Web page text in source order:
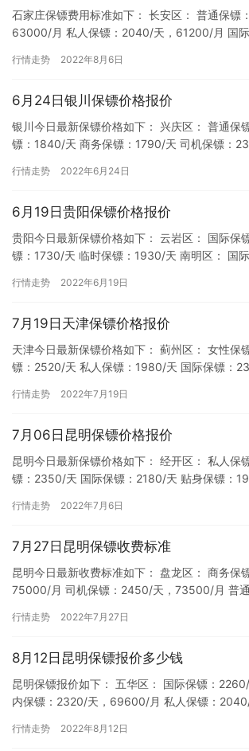
石家庄保镖费用标准如下： 长安区： 普通保镖
63000/月 私人保镖：2040/天，61200/月 国
行情走势 2022年8月6日
6月24日银川保镖价格报价
银川今日最新保镖价格如下： 兴庆区： 普通保
镖：1840/天 商务保镖：1790/天 司机保镖：
行情走势 2022年6月24日
6月19日贵阳保镖价格报价
贵阳今日最新保镖价格如下： 云岩区： 国际保
镖：1730/天 临时保镖：1930/天 南明区： 国
行情走势 2022年6月19日
7月19日天津保镖价格报价
天津今日最新保镖价格如下： 蓟州区： 女性保
镖：2520/天 私人保镖：1980/天 国际保镖：
行情走势 2022年7月19日
7月06日昆明保镖价格报价
昆明今日最新保镖价格如下： 经开区： 私人保
镖：2350/天 国际保镖：2180/天 贴身保镖：
行情走势 2022年7月6日
7月27日昆明保镖收费标准
昆明今日最新收费标准如下： 盘龙区： 商务保
75000/月 司机保镖：2450/天，73500/月 普
行情走势 2022年7月27日
8月12日昆明保镖报价多少钱
昆明保镖报价如下： 五华区： 国际保镖：
内保镖：2320/天，69600/月 私人保镖：
行情走势 2022年8月12日